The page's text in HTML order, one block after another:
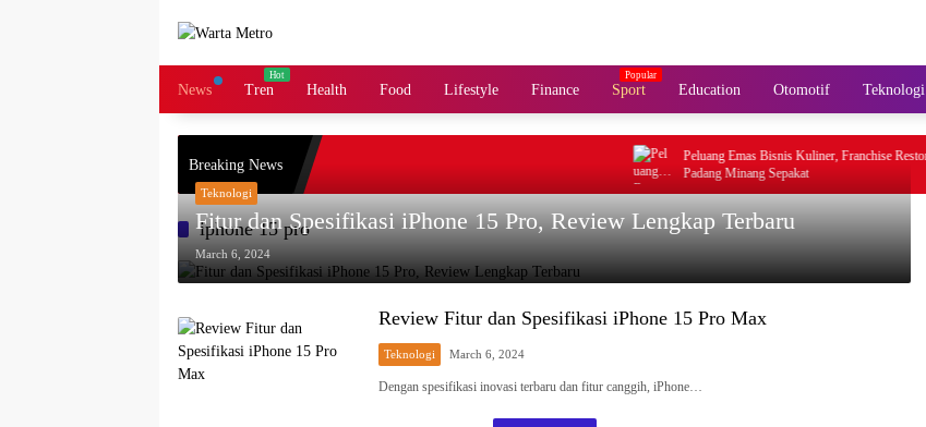
News Tren Health Food Lifestyle Finance Sport Education Otomotif Teknologi
Breaking News
Peluang Emas Bisnis Kuliner, Franchise Restoran
Padang Minang Sepakat
iphone 15 pro
Teknologi
Fitur dan Spesifikasi iPhone 15 Pro, Review Lengkap Terbaru
March 6, 2024
Review Fitur dan Spesifikasi iPhone 15 Pro Max
Teknologi March 6, 2024
Dengan spesifikasi inovasi terbaru dan fitur canggih, iPhone…